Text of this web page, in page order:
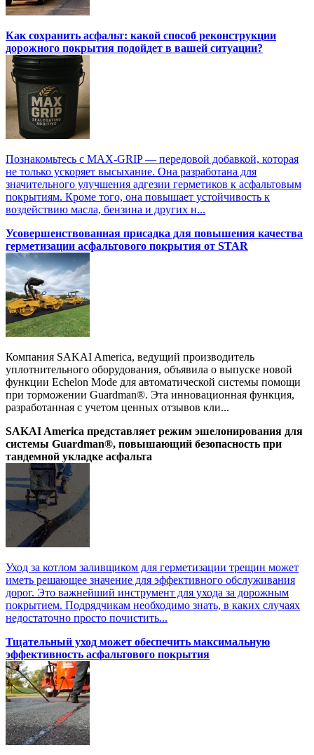
Как сохранить асфальт: какой способ реконструкции
дорожного покрытия подойдет в вашей ситуации?
Познакомьтесь с MAX-GRIP — передовой добавкой, которая
не только ускоряет высыхание. Она разработана для
значительного улучшения адгезии герметиков к асфальтовым
покрытиям. Кроме того, она повышает устойчивость к
воздействию масла, бензина и других н...
Усовершенствованная присадка для повышения качества
герметизации асфальтового покрытия от STAR
Компания SAKAI America, ведущий производитель
уплотнительного оборудования, объявила о выпуске новой
функции Echelon Mode для автоматической системы помощи
при торможении Guardman®. Эта инновационная функция,
разработанная с учетом ценных отзывов кли...
SAKAI America представляет режим эшелонирования для
системы Guardman®, повышающий безопасность при
тандемной укладке асфальта
Уход за котлом заливщиком для герметизации трещин может
иметь решающее значение для эффективного обслуживания
дорог. Это важнейший инструмент для ухода за дорожным
покрытием. Подрядчикам необходимо знать, в каких случаях
недостаточно просто почистить...
Тщательный уход может обеспечить максимальную
эффективность асфальтового покрытия